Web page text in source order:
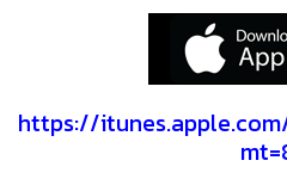
https://